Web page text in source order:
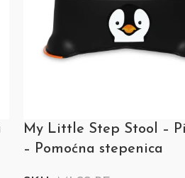
My Little Step Stool –
– Pomoćna stepenica